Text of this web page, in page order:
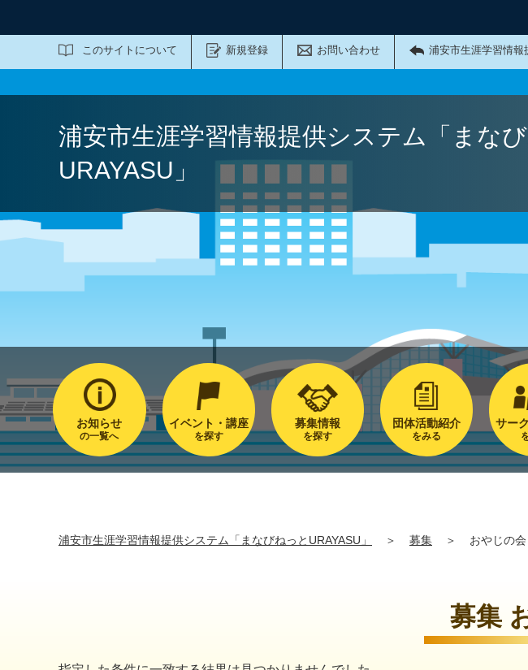
このサイトについて 新規登録 お問い合わせ 浦安市生涯学習情報
サイト内検索
浦安市生涯学習情報提供システム「まな
URAYASU」
お知らせ
の一覧へ
イベント・講座
を探す
募集情報
を探す
団体活動紹介
をみる
サー
浦安市生涯学習情報提供システム「まなびねっとURAYASU」 ＞ 募集 ＞ おやじの会
募集